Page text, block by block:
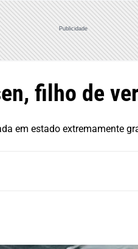
Publicidade
filho de
em estado extremamente